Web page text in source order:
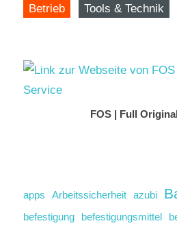
Betrieb Tools & Technik
FOS | Full
apps Arbeitssicherheit azubi
befestigung
befestigungsmittel